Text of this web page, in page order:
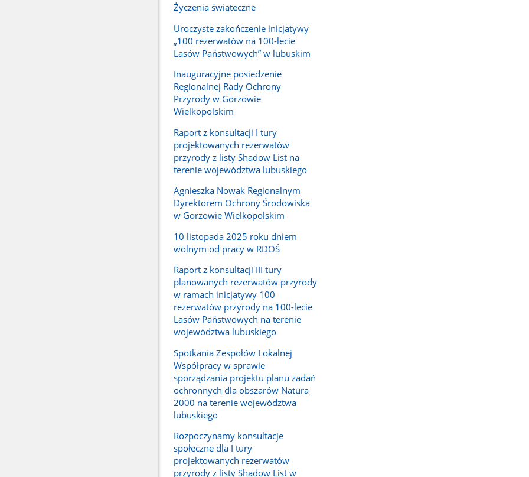
Życzenia świąteczne
Uroczyste zakończenie inicjatywy
„100 rezerwatów na 100-lecie
Lasów Państwowych” w lubuskim
Inauguracyjne posiedzenie
Regionalnej Rady Ochrony
Przyrody w Gorzowie
Wielkopolskim
Raport z konsultacji I tury
projektowanych rezerwatów
przyrody z listy Shadow List na
terenie województwa lubuskiego
Agnieszka Nowak Regionalnym
Dyrektorem Ochrony Środowiska
w Gorzowie Wielkopolskim
10 listopada 2025 roku dniem
wolnym od pracy w RDOŚ
Raport z konsultacji III tury
planowanych rezerwatów przyrody
w ramach inicjatywy 100
rezerwatów przyrody na 100-lecie
Lasów Państwowych na terenie
województwa lubuskiego
Spotkania Zespołów Lokalnej
Współpracy w sprawie
sporządzania projektu planu zadań
ochronnych dla obszarów Natura
2000 na terenie województwa
lubuskiego
Rozpoczynamy konsultacje
społeczne dla I tury
projektowanych rezerwatów
przyrody z listy Shadow List w